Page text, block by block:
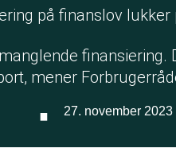
på finanslov
finansiering.
mener
· 27. november 2023